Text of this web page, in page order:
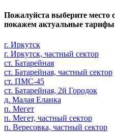
Пожалуйста выберите место
покажем актуальные
г. Иркутск
г. Иркутск, частный сектор
ст. Батарейная
ст. Батарейная, частный сектор
ст. ПМС-45
ст. Батарейная, 2й Городок
д. Малая Еланка
п. Мегет
п. Мегет, частный сектор
п. Вересовка, частный сектор